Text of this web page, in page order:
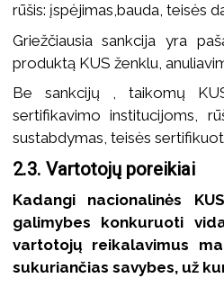
rūšis: įspėjimas,bauda, teisės
Griežčiausia sankcija yra
produktą KUS ženklu,
Be sankcijų , taikomų
sertifikavimo institucijoms,
sustabdymas, teisės
2.3. Vartotojų poreikiai
Kadangi nacionalinės
galimybes konkuruoti
vartotojų reikalavimus
sukuriančias savybes, už